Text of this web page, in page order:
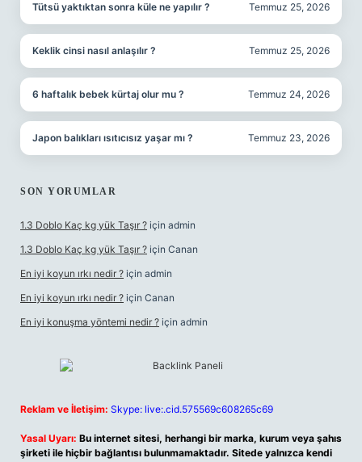
Tütsü yaktıktan sonra küle ne yapılır ? Temmuz 25, 2026
Keklik cinsi nasıl anlaşılır ? Temmuz 25, 2026
6 haftalık bebek kürtaj olur mu ? Temmuz 24, 2026
Japon balıkları ısıtıcısız yaşar mı ? Temmuz 23, 2026
SON YORUMLAR
1.3 Doblo Kaç kg yük Taşır ? için admin
1.3 Doblo Kaç kg yük Taşır ? için Canan
En iyi koyun ırkı nedir ? için admin
En iyi koyun ırkı nedir ? için Canan
En iyi konuşma yöntemi nedir ? için admin
Reklam ve İletişim: Skype: live:.cid.575569c608265c69
Yasal Uyarı: Bu internet sitesi, herhangi bir marka, kurum veya şahıs
şirketi ile hiçbir bağlantısı bulunmamaktadır. Sitede yalnızca kendi